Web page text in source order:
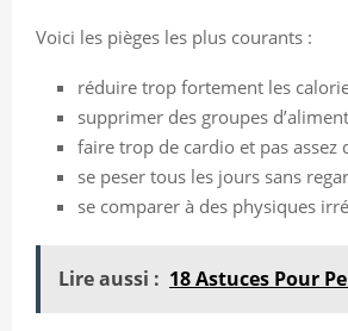
Voici les pièges les plus courants :
réduire trop fortement les
supprimer des groupes
faire trop de cardio et pas assez
se peser tous les jours sans
se comparer à des physiques
Lire aussi : 18 Astuces Pour